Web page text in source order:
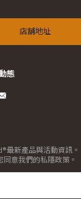
店舖地址
態
新產品與活動資訊。
意我們的私隱政策。